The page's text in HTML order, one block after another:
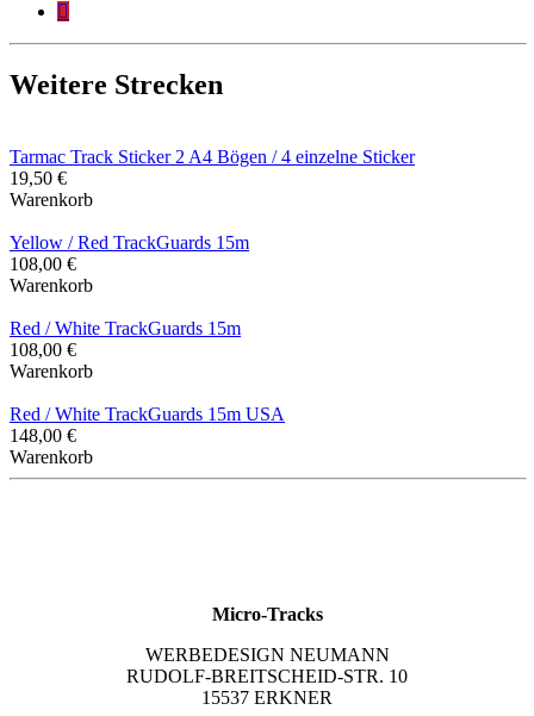

Weitere Strecken
Tarmac Track Sticker 2 A4 Bögen / 4 einzelne Sticker
19,50 €
Warenkorb
Yellow / Red TrackGuards 15m
108,00 €
Warenkorb
Red / White TrackGuards 15m
108,00 €
Warenkorb
Red / White TrackGuards 15m USA
148,00 €
Warenkorb
Micro-Tracks
WERBEDESIGN NEUMANN
RUDOLF-BREITSCHEID-STR. 10
15537 ERKNER